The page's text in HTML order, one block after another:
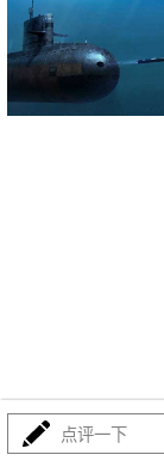
海锁波斯还不
点评一下